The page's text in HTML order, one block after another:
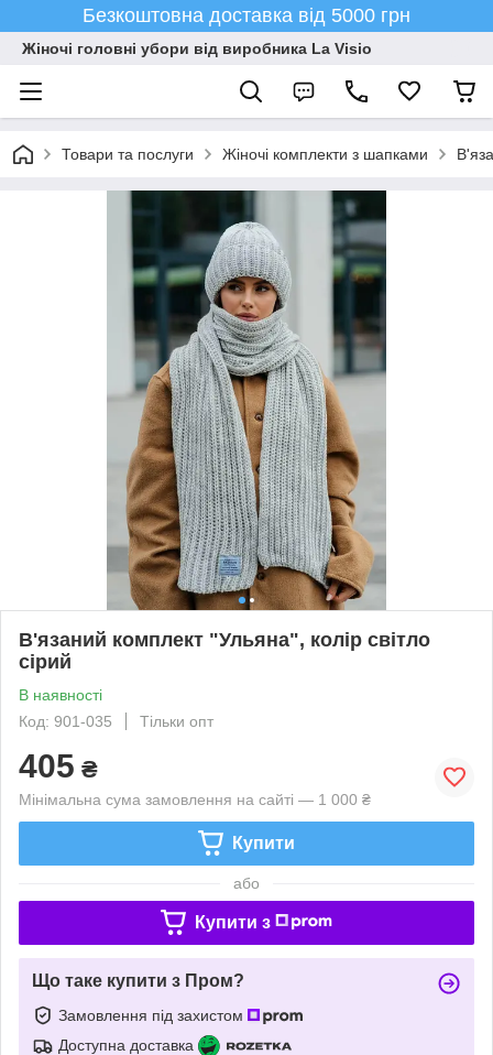
Безкоштовна доставка від 5000 грн
Жіночі головні убори від виробника La Visio
Товари та послуги Жіночі комплекти з шапками
В'язаний комплект "Ульяна", колір світло
сірий
В наявності
Код: 901-035
Тільки опт
405 ₴
Мінімальна сума замовлення на сайті — 1 000 ₴
Купити
або
Купити з
Що таке купити з Пром?
Замовлення під захистом
Доступна доставка